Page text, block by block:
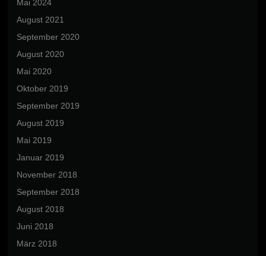
Mai 2024
August 2021
September 2020
August 2020
Mai 2020
Oktober 2019
September 2019
August 2019
Mai 2019
Januar 2019
November 2018
September 2018
August 2018
Juni 2018
März 2018